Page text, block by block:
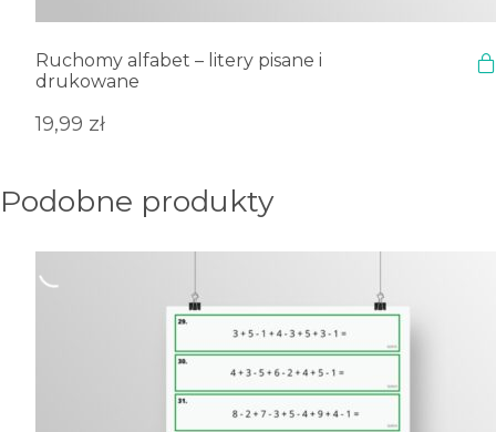
Ruchomy alfabet – litery pisane i
drukowane
19,99 zł
Podobne produkty